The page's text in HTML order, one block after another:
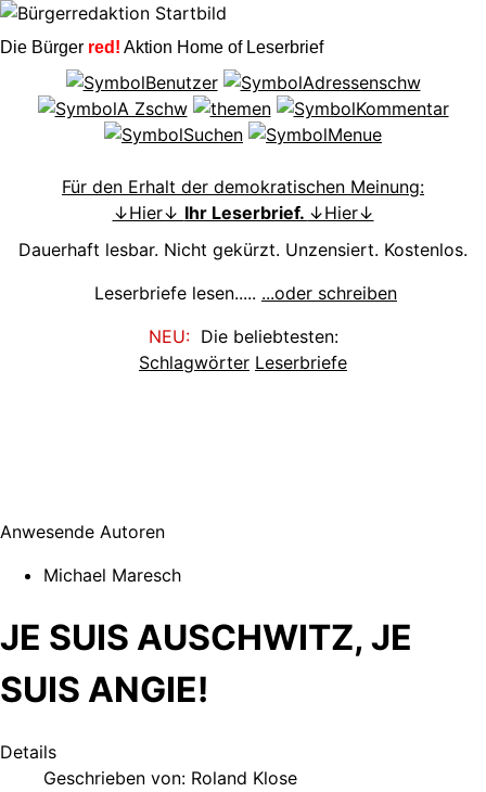
Die Bürger red! Aktion Home of Leserbrief
Für den Erhalt der demokratischen Meinung:
↓Hier↓ Ihr Leserbrief. ↓Hier↓
Dauerhaft lesbar. Nicht gekürzt. Unzensiert. Kostenlos.
Leserbriefe lesen..... ...oder schreiben
NEU:Die beliebtesten:
Schlagwörter Leserbriefe
Anwesende Autoren
Michael Maresch
JE SUIS AUSCHWITZ, JE
SUIS ANGIE!
Details
Geschrieben von: Roland Klose